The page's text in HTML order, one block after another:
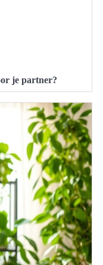
je partner?